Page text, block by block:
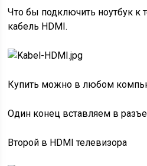
Что бы подключить ноутбук к
кабель HDMI.
Купить можно в любом
Один конец вставляем в
Второй в HDMI телевизора